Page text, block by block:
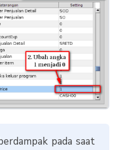
pada saat